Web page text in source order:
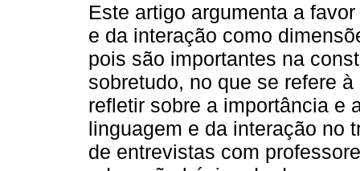
Este artigo argumenta a
e da interação como
pois são importantes na
sobretudo, no que se refere
refletir sobre a importância e
linguagem e da interação no
de entrevistas com